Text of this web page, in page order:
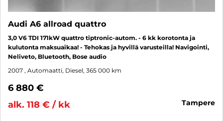
Audi A6 allroad quattro
3,0 V6 TDI 171kW quattro tiptronic-autom. - 6 kk korotonta ja
kulutonta maksuaikaa! - Tehokas ja hyvillä varusteilla! Navigointi,
Neliveto, Bluetooth, Bose audio
2007 , Automaatti, Diesel, 365 000 km
6 880 €
alk. 118 € / kk
tampere